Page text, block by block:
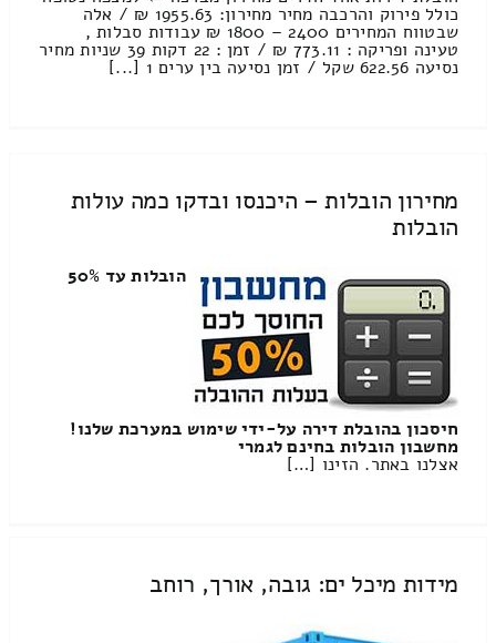
כולל פירוק והרכבה מחיר מחירון: 1955.63 ₪ / אלה
שבטווח המחירים 2400 – 1800 ₪ עבודות סבלות ,
טעינה ופריקה : 773.11 ₪ / זמן : 22 דקות 39 שניות מחיר
נסיעה 622.56 שקל / זמן נסיעה בין ערים 1 [...]
מחירון הובלות – היכנסו ובדקו כמה עולות
הובלות
הובלות עד 50%
חיסכון בהובלת דירה על-ידי שימוש במערכת שלנו!
מחשבון הובלות בחינם לגמרי
אצלנו באתר. הזינו […]
מידות מיכל ים: גובה, אורך, רוחב